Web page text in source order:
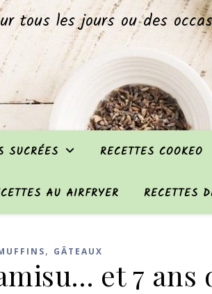
tous les jours ou des
SUCRÉES RECETTES COOKEO
AU AIRFRYER RECETTES
, GÂTEAUX
et 7 ans